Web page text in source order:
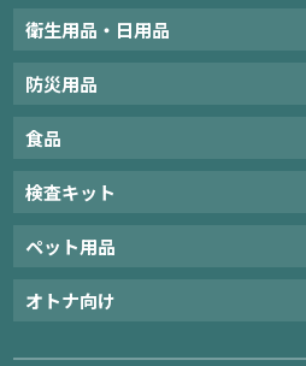
衛生用品・日用品
防災用品
食品
検査キット
ペット用品
オトナ向け